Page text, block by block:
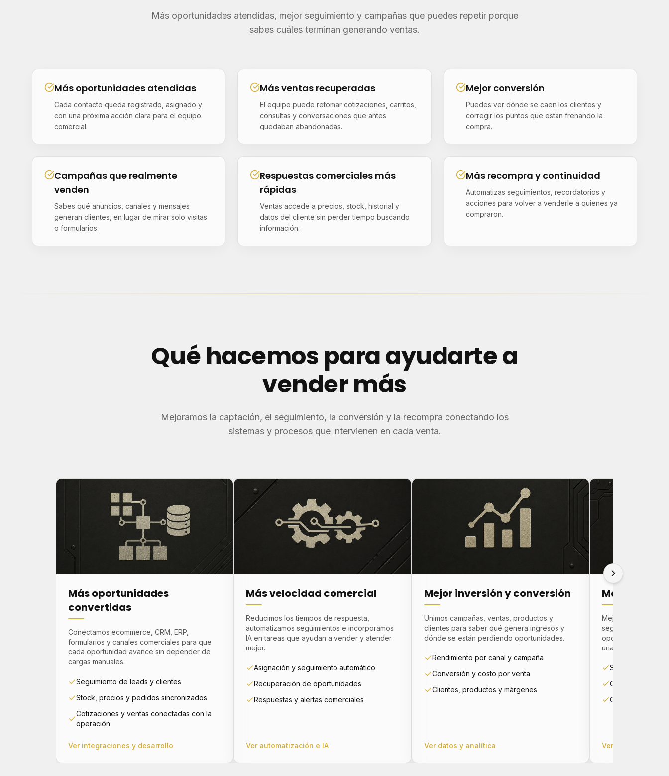
Más oportunidades atendidas, mejor seguimiento y campañas que puedes repetir porque
sabes cuáles terminan generando ventas.
Más oportunidades atendidas
Cada contacto queda registrado, asignado y
con una próxima acción clara para el equipo
comercial.
Más ventas recuperadas
El equipo puede retomar cotizaciones, carritos,
consultas y conversaciones que antes
quedaban abandonadas.
Mejor conversión
Puedes ver dónde se caen los clientes y
corregir los puntos que están frenando la
compra.
Campañas que realmente
venden
Sabes qué anuncios, canales y mensajes
generan clientes, en lugar de mirar solo visitas
o formularios.
Respuestas comerciales más
rápidas
Ventas accede a precios, stock, historial y
datos del cliente sin perder tiempo buscando
información.
Más recompra y continuidad
Automatizas seguimientos, recordatorios y
acciones para volver a venderle a quienes ya
compraron.
Qué hacemos para ayudarte a
vender más
Mejoramos la captación, el seguimiento, la conversión y la recompra conectando los
sistemas y procesos que intervienen en cada venta.
Más oportunidades
convertidas
Conectamos ecommerce, CRM, ERP,
formularios y canales comerciales para que
cada oportunidad avance sin depender de
cargas manuales.
Seguimiento de leads y clientes
Stock, precios y pedidos sincronizados
Cotizaciones y ventas conectadas con la
operación
Ver integraciones y desarrollo
Más velocidad comercial
Reducimos los tiempos de respuesta,
automatizamos seguimientos e incorporamos
IA en tareas que ayudan a vender y atender
mejor.
Asignación y seguimiento automático
Recuperación de oportunidades
Respuestas y alertas comerciales
Ver automatización e IA
Mejor inversión y conversión
Unimos campañas, ventas, productos y
clientes para saber qué genera ingresos y
dónde se están perdiendo oportunidades.
Rendimiento por canal y campaña
Conversión y costo por venta
Clientes, productos y márgenes
Ver datos y analítica
Más
Mejoramos
seguimiento
oportunidades de
una mayor
SEO, SEM y
Optimización de
CRM, recompra
Ver crecimiento